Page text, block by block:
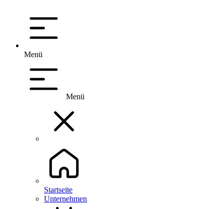
Menü
Menü
Startseite
Unternehmen